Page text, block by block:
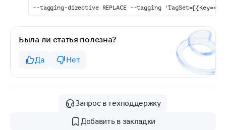
--tagging-directive REPLACE --tagging
Была ли статья полезна?
Да Нет
Запрос в техподдержку
Добавить в закладки